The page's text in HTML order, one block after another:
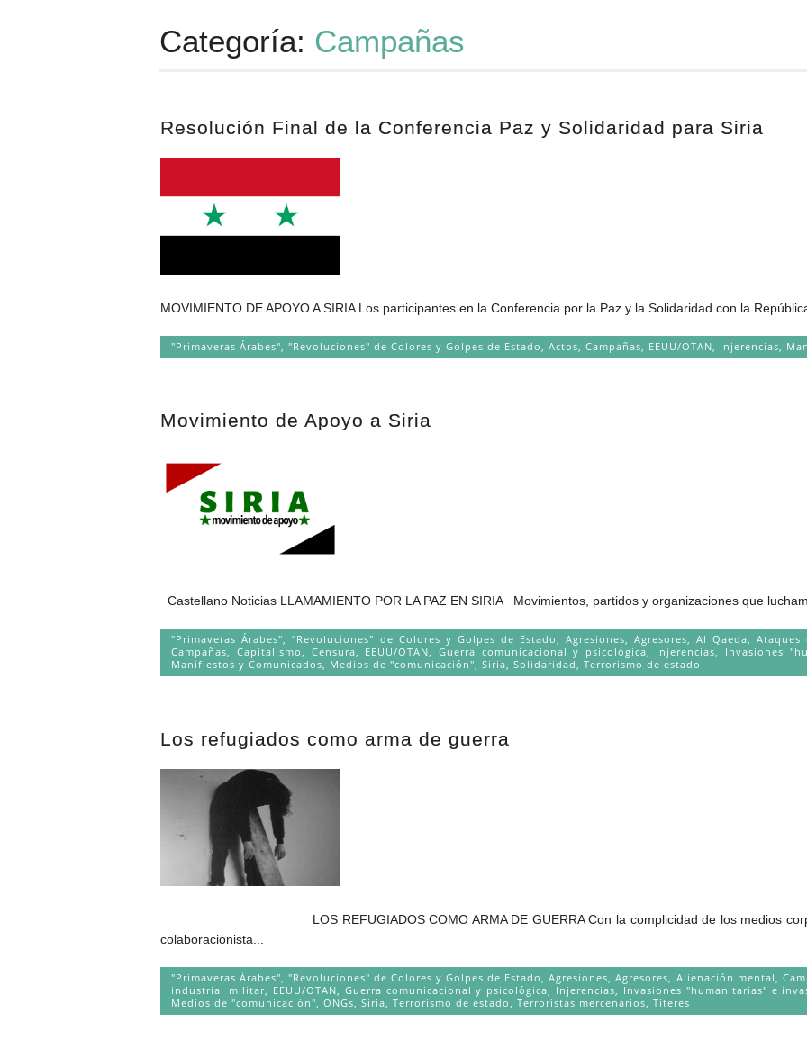
Categoría: Campañas
Resolución Final de la Conferencia Paz y Solidaridad para Siria
MOVIMIENTO DE APOYO A SIRIA Los participantes en la Conferencia por la Paz y la Solidaridad con la
"Primaveras Árabes", "Revoluciones" de Colores y Golpes de Estado,Actos,Campañas, EEUU/OTAN, Injerencias,
Movimiento de Apoyo a Siria
Castellano Noticias LLAMAMIENTO POR LA PAZ EN SIRIA Movimientos, partidos y organizaciones que
"Primaveras Árabes", "Revoluciones" de Colores y Golpes de Estado, Agresiones,Agresores,Al Qaeda,Ataques
Campañas, Capitalismo, Censura, EEUU/OTAN, Guerra comunicacional y psicológica, Injerencias, Invasiones
Manifiestos y Comunicados, Medios de "comunicación",Siria,Solidaridad,Terrorismo de estado
Los refugiados como arma de guerra
LOS REFUGIADOS COMO ARMA DE GUERRA Con la complicidad de los medios
colaboracionista...
"Primaveras Árabes", "Revoluciones" de Colores y Golpes de Estado,Agresiones,Agresores, Alienación mental,
industrial militar, EEUU/OTAN, Guerra comunicacional y psicológica, Injerencias, Invasiones "humanitarias" e
Medios de "comunicación",ONGs,Siria,Terrorismo de estado,Terroristas mercenarios,Títeres